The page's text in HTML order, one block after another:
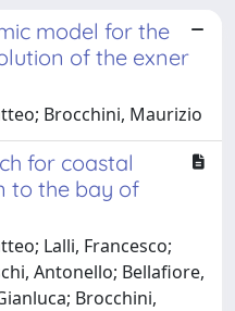
model for the
of the exner
Brocchini, Maurizio
for coastal
to the bay of
Lalli, Francesco;
Antonello; Bellafiore,
Brocchini,